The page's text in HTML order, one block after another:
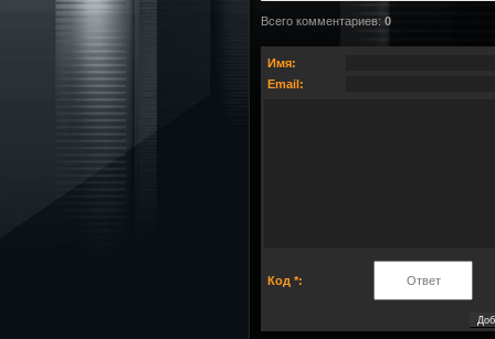
Всего комментариев: 0
Имя:
Email:
Код *: